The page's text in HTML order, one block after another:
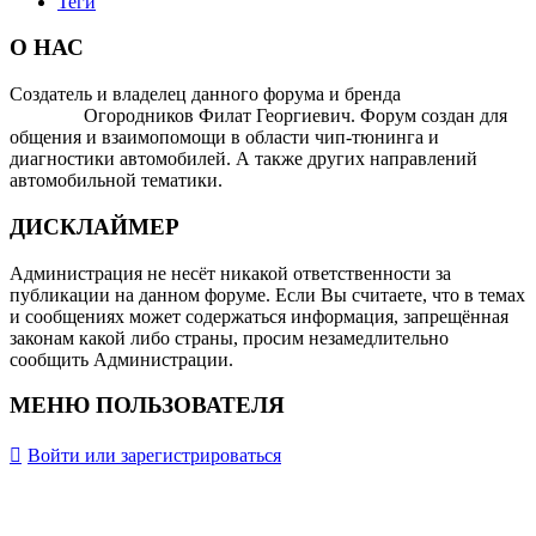
О НАС
Создатель и владелец данного форума и бренда
Огородников Филат Георгиевич. Форум создан для
общения и взаимопомощи в области чип-тюнинга и
диагностики автомобилей. А также других направлений
автомобильной тематики.
ДИСКЛАЙМЕР
Администрация не несёт никакой ответственности за
публикации на данном форуме. Если Вы считаете, что в темах
и сообщениях может содержаться информация, запрещённая
законам какой либо страны, просим незамедлительно
сообщить Администрации.
МЕНЮ ПОЛЬЗОВАТЕЛЯ
Войти или зарегистрироваться